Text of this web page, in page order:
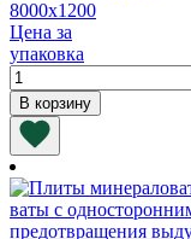
8000х1200
Цена за
упаковка
Количество
товара
Ламельный
мат
ТЕХНО
35
8000х1200х30
мм
В корзину